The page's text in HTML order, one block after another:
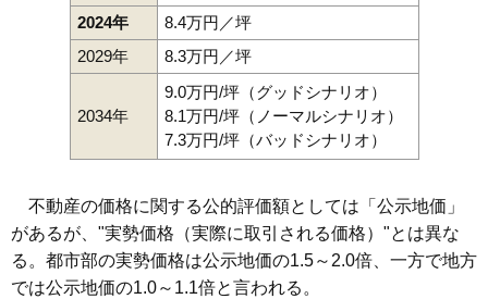
2024年
8.4万円／坪
2029年
8.3万円／坪
2034年
9.0万円/坪（グッドシナリオ）
8.1万円/坪（ノーマルシナリオ）
7.3万円/坪（バッドシナリオ）
不動産の価格に関する公的評価額としては「公示地価」
があるが、"実勢価格（実際に取引される価格）"とは異な
る。都市部の実勢価格は公示地価の1.5～2.0倍、一方で地方
では公示地価の1.0～1.1倍と言われる。